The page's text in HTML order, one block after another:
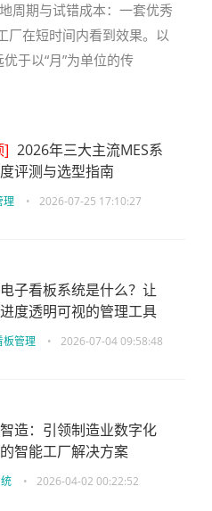
周期与试错成本：一套优秀
厂在短时间内看到效果。以
于以“月”为单位的传
] 2026年三大主流MES系
评测与选型指南
理 • 2026-07-25 17:10:27
子看板系统是什么？让
度透明可视的管理工具
板管理 • 2026-07-04 09:58:48
造：引领制造业数字化
智能工厂解决方案
• 2026-04-02 00:22:52